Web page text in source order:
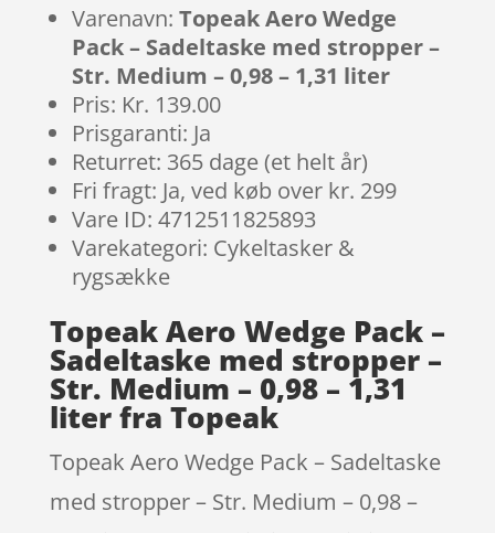
Varenavn: Topeak Aero Wedge
Pack – Sadeltaske med stropper –
Str. Medium – 0,98 – 1,31 liter
Pris: Kr. 139.00
Prisgaranti: Ja
Returret: 365 dage (et helt år)
Fri fragt: Ja, ved køb over kr. 299
Vare ID: 4712511825893
Varekategori: Cykeltasker &
rygsække
Topeak Aero Wedge Pack –
Sadeltaske med stropper –
Str. Medium – 0,98 – 1,31
liter fra Topeak
Topeak Aero Wedge Pack – Sadeltaske
med stropper – Str. Medium – 0,98 –